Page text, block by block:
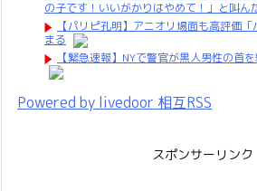
の子です！いいがかりはやめて！」と叫ん
【パリピ孔明】アニオリ場面も高評価
まる
【緊急速報】NYで警官が黒人男性の首
Powered by livedoor 相互RSS
スポンサーリンク